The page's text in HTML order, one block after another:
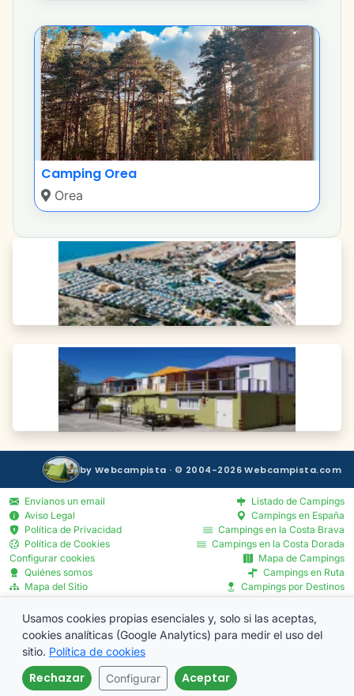
Camping Orea
Orea
by Webcampista · © 2004-2026 Webcampista.com
Envíanos un email
Aviso Legal
Política de Privacidad
Política de Cookies
Configurar cookies
Quiénes somos
Mapa del Sitio
Blog
Menú Profesionales
Listado de Campings
Campings en España
Campings en la Costa Brava
Campings en la Costa Dorada
Mapa de Campings
Campings en Ruta
Campings por Destinos
Servicios por Provincia
Usamos cookies propias esenciales y, solo si las aceptas,
cookies analíticas (Google Analytics) para medir el uso del
sitio. Política de cookies
Rechazar Configurar Aceptar